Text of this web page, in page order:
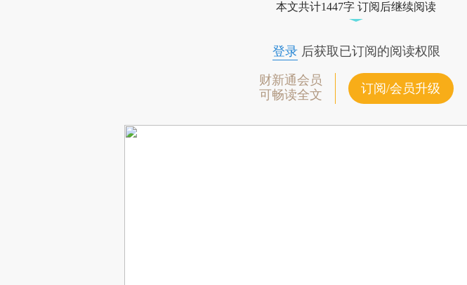
本文共计1447字 订阅后继续阅读
登录后获取已订阅的阅读权限
财新通会员
可畅读全文
订阅/会员升级